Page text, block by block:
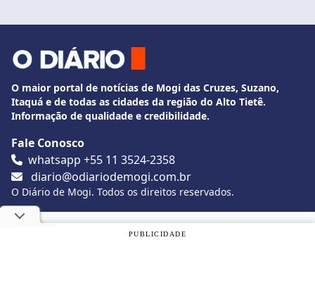
O maior portal de notícias de Mogi das Cruzes, Suzano,
Itaquá e de todas as cidades da região do Alto Tietê.
Informação de qualidade e credibilidade.
Fale Conosco
whatsapp +55 11 3524-2358
diario@odiariodemogi.com.br
O Diário de Mogi. Todos os direitos reservados.
Siga O Diário nas redes sociais
Utilizamos cookies, de acordo com a nossa
PUBLICIDADE